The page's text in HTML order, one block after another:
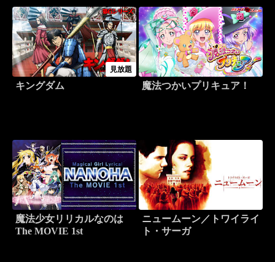
見放題
キングダム 魔法つかいプリキュア！
魔法少女リリカルなのは
The MOVIE 1st
ニュームーン／トワイライ
ト・サーガ